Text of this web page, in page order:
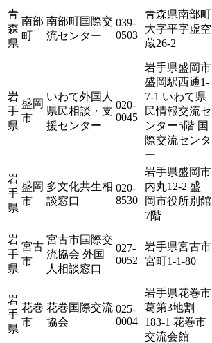
青
森
県
南部
町
南部町国際交
流センター
039-
0503
青森県南部町
大字平字虚空
蔵26-2
岩
手
県
盛岡
市
いわて外国人
県民相談・支
援センター
020-
0045
岩手県盛岡市
盛岡駅西通1-
7-1 いわて県
民情報交流セ
ンター5階 国
際交流センタ
ー
岩
手
県
盛岡
市
多文化共生相
談窓口
020-
8530
岩手県盛岡市
内丸12-2 盛
岡市役所別館
7階
岩
手
県
宮古
市
宮古市国際交
流協会 外国
人相談窓口
027-
0052
岩手県宮古市
宮町1-1-80
岩
手
県
花巻
市
花巻国際交流
協会
025-
0004
岩手県花巻市
葛第3地割
183-1 花巻市
交流会館